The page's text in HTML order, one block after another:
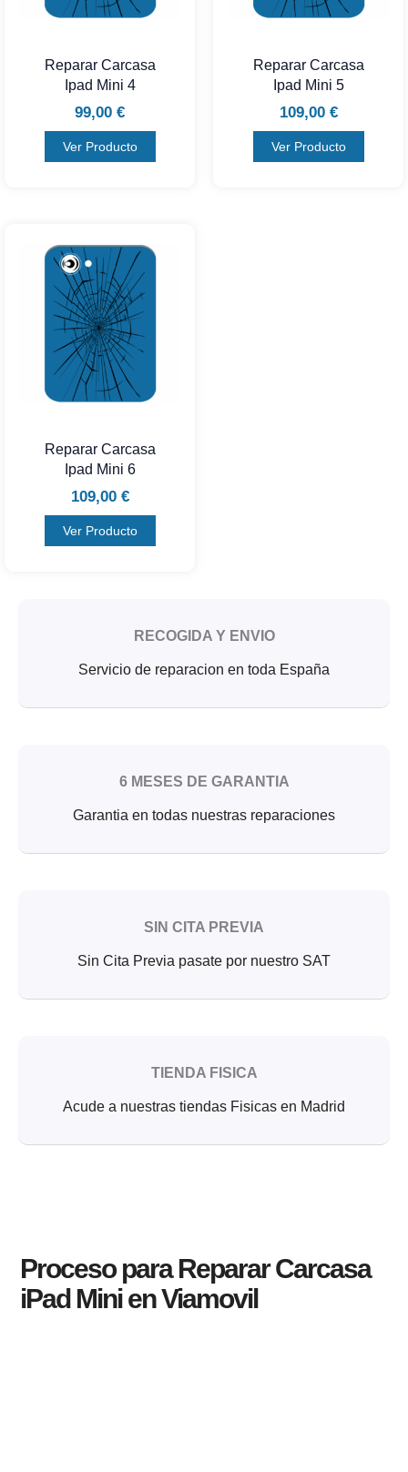
Reparar Carcasa
Ipad Mini 4
99,00 €
Ver Producto
Reparar Carcasa
Ipad Mini 5
109,00 €
Ver Producto
Reparar Carcasa
Ipad Mini 6
109,00 €
Ver Producto
RECOGIDA Y ENVIO
Servicio de reparacion en toda España
6 MESES DE GARANTIA
Garantia en todas nuestras reparaciones
SIN CITA PREVIA
Sin Cita Previa pasate por nuestro SAT
TIENDA FISICA
Acude a nuestras tiendas Fisicas en Madrid
Proceso para Reparar Carcasa
iPad Mini en Viamovil